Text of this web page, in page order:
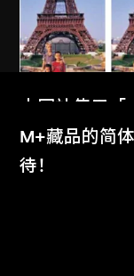
本网站使用
体验。
了解更多
M+藏品的简
待！